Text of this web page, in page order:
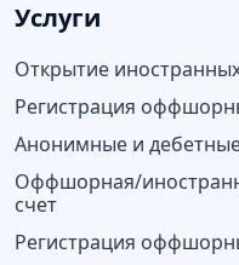
Услуги
Открытие
Регистрация
Анонимные и
Оффшорная/
счет
Регистрация